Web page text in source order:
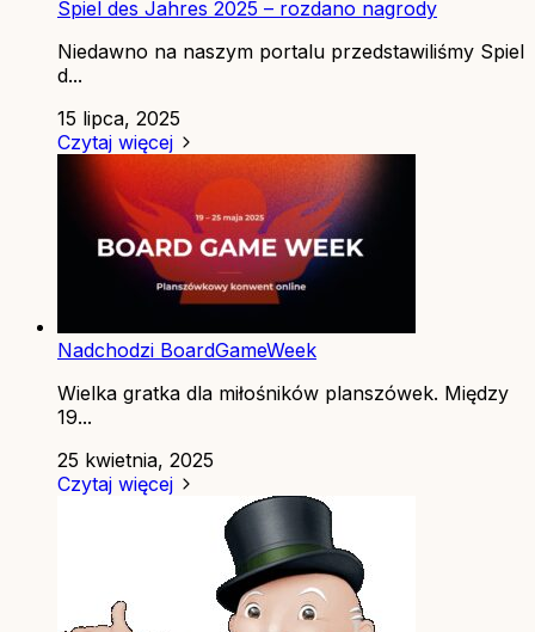
Spiel des Jahres 2025 – rozdano nagrody
Niedawno na naszym portalu przedstawiliśmy Spiel
d...
15 lipca, 2025
Czytaj więcej
Nadchodzi BoardGameWeek
Wielka gratka dla miłośników planszówek. Między
19...
25 kwietnia, 2025
Czytaj więcej